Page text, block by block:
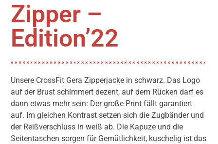
Zipper –
Edition’22
Unsere CrossFit Gera Zipperjacke in schwarz. Das Logo
auf der Brust schimmert dezent, auf dem Rücken darf es
dann etwas mehr sein: Der große Print fällt garantiert
auf. Im gleichen Kontrast setzen sich die Zugbänder und
der Reißverschluss in weiß ab. Die Kapuze und die
Seitentaschen sorgen für Gemütlichkeit, kuschelig ist das